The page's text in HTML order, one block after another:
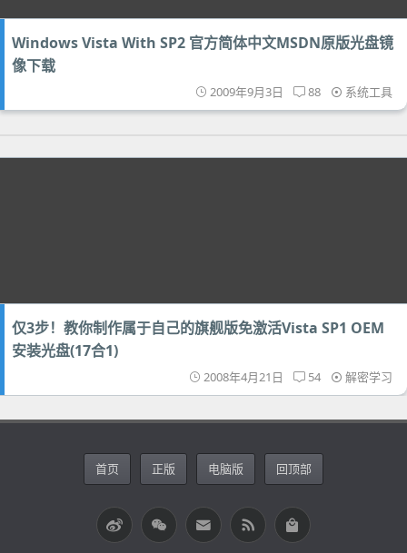
Windows Vista With SP2 官方简体中文MSDN原版光盘镜
像下载
2009年9月3日 88 系统工具
仅3步！教你制作属于自己的旗舰版免激活Vista SP1 OEM
安装光盘(17合1)
2008年4月21日 54 解密学习
首页 正版 电脑版 回顶部